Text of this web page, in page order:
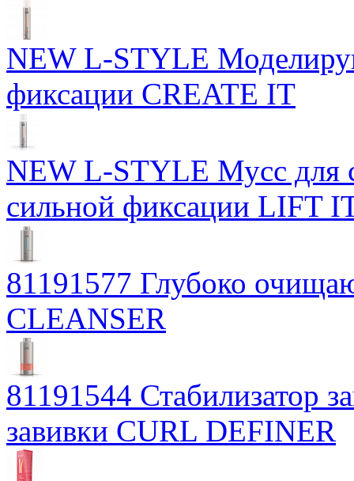
NEW L-STYLE
фиксации CREATE IT
NEW L-STYLE Мусс для
сильной фиксации LIFT
81191577 Глубоко
CLEANSER
81191544 Стабилизатор
завивки CURL DEFINER